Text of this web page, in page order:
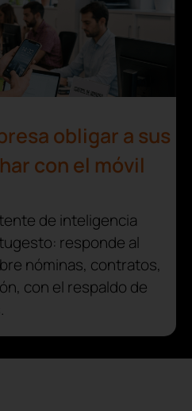
obligar a sus
con el móvil
de inteligencia
responde al
nóminas, contratos,
con el respaldo de